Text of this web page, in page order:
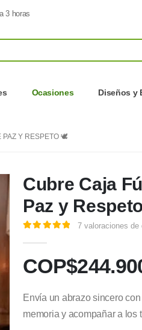
3 horas
Ocasiones Diseños y
PAZ Y RESPETO 🕊️
Cubre Caja
Paz y
7 valoraciones de
COP$
Envía un abrazo sincero
memoria y acompañar a